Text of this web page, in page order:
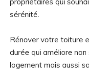
sérénité.
Rénover votre toiture
durée qui améliore
logement mais aussi